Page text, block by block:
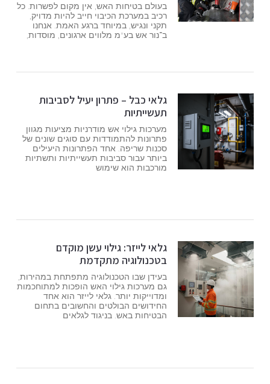
בעולם בטיחות האש, אין מקום לפשרות. כל
רכיב במערכת הכיבוי חייב להיות מדויק,
תקני ונגיש, במיוחד ברגע האמת. אנחנו
ב־נור אש בע"מ מלווים ארגונים, מוסדות,
גלאי כבל – פתרון יעיל לסביבות
תעשייתיות
מערכות גילוי אש מודרניות מציעות מגוון
פתרונות להתמודדות עם סוגים שונים של
סכנות שריפה. אחד הפתרונות היעילים
ביותר עבור סביבות תעשייתיות ותשתיות
מורכבות הוא שימוש
גלאי לייזר: גילוי עשן מוקדם
בטכנולוגיה מתקדמת
בעידן שבו הטכנולוגיה מתפתחת במהירות,
גם מערכות גילוי האש הופכות למתוחכמות
ומדוייקות יותר. גלאי לייזר הוא אחד
החידושים הבולטים והחשובים בתחום
הבטיחות באש. בניגוד לגלאים